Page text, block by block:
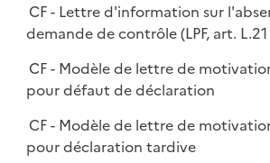
CF - Lettre d'information sur
demande de contrôle (LPF, art. L.21
CF - Modèle de lettre de
pour défaut de déclaration
CF - Modèle de lettre de
pour déclaration tardive